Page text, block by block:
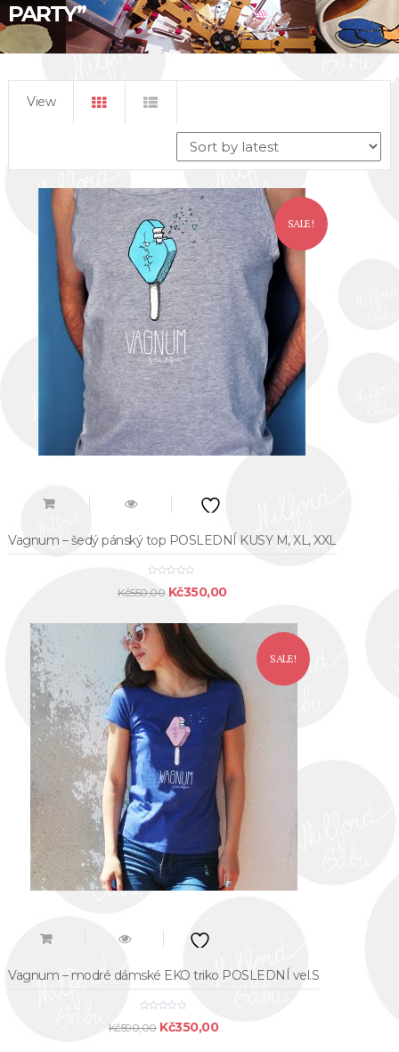
PARTY”
View
SALE!
Vagnum – šedý pánský top POSLEDNÍ KUSY M, XL, XXL
Kč550,00 Original
was:
Kč550,00.
Kč350,00Current
Kč350,00.
SALE!
Vagnum – modré dámské EKO triko POSLEDNÍ vel.S
Kč590,00 Original
Kč350,00Current